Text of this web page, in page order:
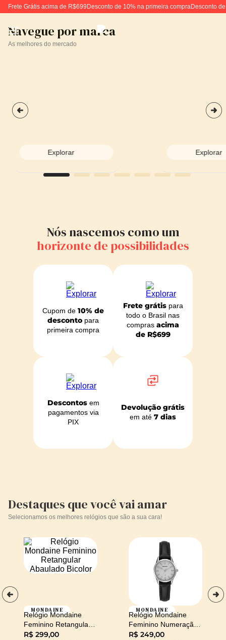
Frete Grátis acima de R$699 Desconto de 10% na primeira compraDesconto
Navegue por marca
As melhores do mercado
Explorar Explorar
Nós nascemos como um
horizonte de possibilidades
Cupom de 10% de
desconto para
primeira compra
Frete grátispara
todo o Brasil nas
compras acima
de R$699
Descontosem
pagamentos via
PIX
Devolução grátis
em até 7 dias
Destaques que você vai amar
Selecionamos os melhores relógios que são a sua cara!
MONDAINE
Relógio Mondaine
Feminino Retangular
Abaulado Bicolor
R$ 299,00
MONDAINE
Relógio Mondaine
Feminino Numeração
Completa Preto
R$ 249,00